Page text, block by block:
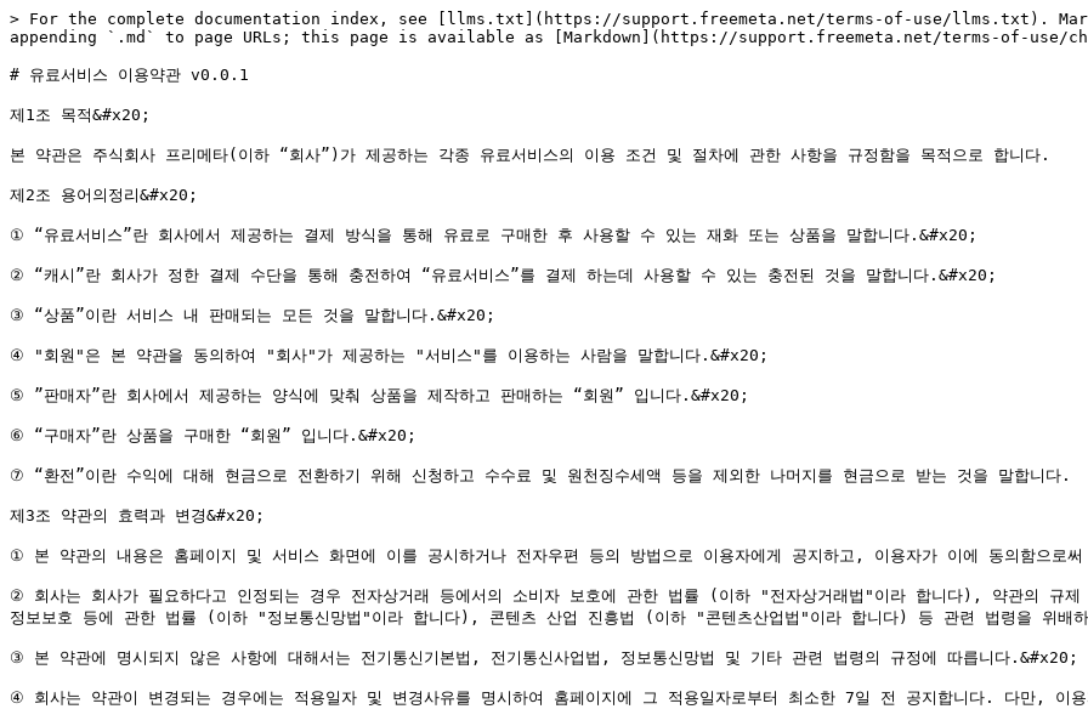
> For the complete documentation index, see [llms.txt](https://support.freemeta.net/terms-of-use/llms.txt).
appending `.md` to page URLs; this page is available as [Markdown](https://support.freemeta.net/terms-of-use/
# 유료서비스 이용약관 v0.0.1
제1조 목적&#x20;
본 약관은 주식회사 프리메타(이하 “회사”)가 제공하는 각종 유료서비스의 이용 조건 및 절차에 관한 사항을 규정함을 목적으로 합니다.
제2조 용어의정리&#x20;
① “유료서비스”란 회사에서 제공하는 결제 방식을 통해 유료로 구매한 후 사용할 수 있는 재화 또는 상품을 말합니다.&#x20;
② “캐시”란 회사가 정한 결제 수단을 통해 충전하여 “유료서비스”를 결제 하는데 사용할 수 있는 충전된 것을 말합니다.&#x20;
③ “상품”이란 서비스 내 판매되는 모든 것을 말합니다.&#x20;
④ "회원"은 본 약관을 동의하여 "회사"가 제공하는 "서비스"를 이용하는 사람을 말합니다.&#x20;
⑤ ”판매자”란 회사에서 제공하는 양식에 맞춰 상품을 제작하고 판매하는 “회원” 입니다.&#x20;
⑥ “구매자”란 상품을 구매한 “회원” 입니다.&#x20;
⑦ “환전”이란 수익에 대해 현금으로 전환하기 위해 신청하고 수수료 및 원천징수세액 등을 제외한 나머지를 현금으로 받는 것을 말합니다.
제3조 약관의 효력과 변경&#x20;
① 본 약관의 내용은 홈페이지 및 서비스 화면에 이를 공시하거나 전자우편 등의 방법으로 이용자에게 공지하고, 이용자가 이에 동의함으로
② 회사는 회사가 필요하다고 인정되는 경우 전자상거래 등에서의 소비자 보호에 관한 법률 (이하 "전자상거래법"이라 합니다), 약관의 규
정보보호 등에 관한 법률 (이하 "정보통신망법"이라 합니다), 콘텐츠 산업 진흥법 (이하 "콘텐츠산업법"이라 합니다) 등 관련 법령을 위배
③ 본 약관에 명시되지 않은 사항에 대해서는 전기통신기본법, 전기통신사업법, 정보통신망법 및 기타 관련 법령의 규정에 따릅니다.&#x20;
④ 회사는 약관이 변경되는 경우에는 적용일자 및 변경사유를 명시하여 홈페이지에 그 적용일자로부터 최소한 7일 전 공지합니다. 다만, 이